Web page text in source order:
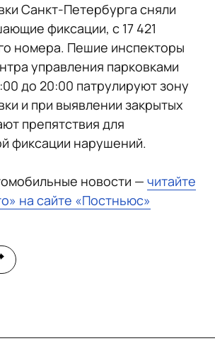
Санкт-Петербурга сняли
фиксации, с 17 421
номера. Пешие инспекторы
управления парковками
до 20:00 патрулируют зону
и при выявлении закрытых
препятствия для
фиксации нарушений.
новости — читайте
на сайте «Постньюс»